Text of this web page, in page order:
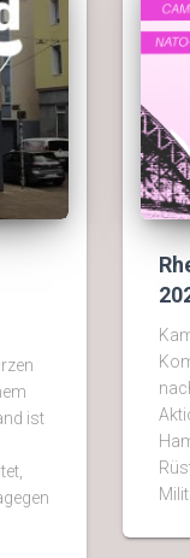
ist